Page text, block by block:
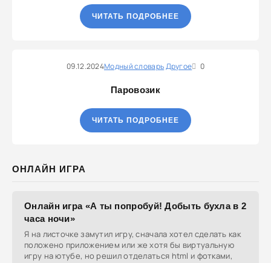
ЧИТАТЬ ПОДРОБНЕЕ
09.12.2024Модный словарьДругое 0
Паровозик
ЧИТАТЬ ПОДРОБНЕЕ
ОНЛАЙН ИГРА
Онлайн игра «А ты попробуй! Добыть бухла в 2
часа ночи»
Я на листочке замутил игру, сначала хотел сделать как
положено приложением или же хотя бы виртуальную
игру на ютубе, но решил отделаться html и фотками,